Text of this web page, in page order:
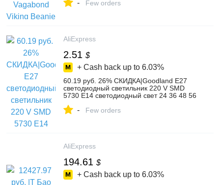
рождения забавные кляп шапка на
- Few orders
AliExpress
2.51 $
+ Cash back up to 6.03%
60.19 руб. 26% СКИДКА|Goodland E27
светодиодный светильник 220 V SMD
5730 E14 светодиодный свет 24 36 48 56
лампы, люстры для светодиодное
- Few orders
AliExpress
194.61 $
+ Cash back up to 6.03%